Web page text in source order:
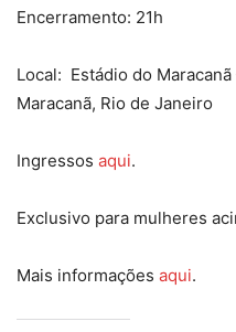
Encerramento: 21h
Local: Estádio do
Maracanã, Rio de Janeiro
Ingressos aqui.
Exclusivo para mulheres
Mais informações aqui.